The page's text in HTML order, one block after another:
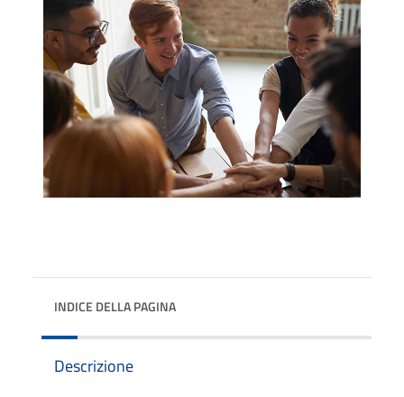
INDICE DELLA PAGINA
Descrizione